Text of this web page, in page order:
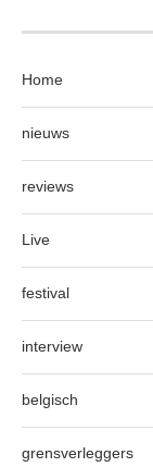
Home
nieuws
reviews
Live
festival
interview
belgisch
grensverleggers